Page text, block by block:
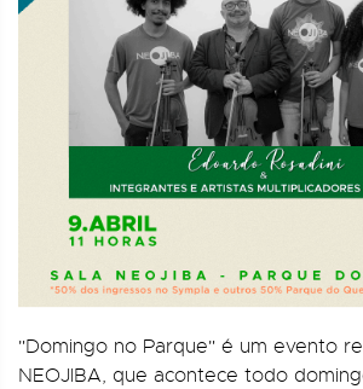
"Domingo no Parque" é um evento
NEOJIBA, que acontece todo